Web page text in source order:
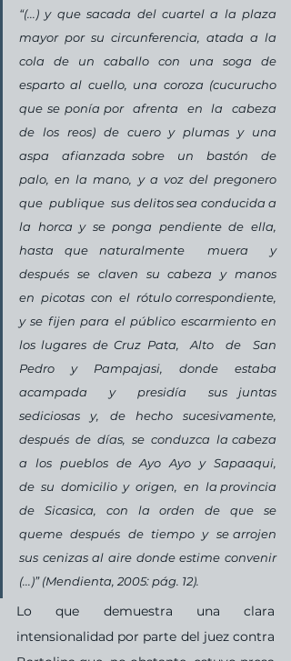
“(...) y que sacada del cuartel a la plaza
mayor por su circunferencia, atada a la
cola de un caballo con una soga de
esparto al cuello, una coroza (cucurucho
que se ponía por  afrenta  en  la  cabeza
de  los  reos)  de  cuero  y  plumas  y  una
aspa  afianzada sobre  un  bastón  de
palo,  en  la  mano,  y  a  voz  del  pregonero
que  publique  sus delitos sea conducida a
la horca y se ponga pendiente de ella,
hasta que naturalmente  muera  y
después  se  claven  su  cabeza  y  manos
en  picotas  con  el  rótulo correspondiente,
y se fijen para el público escarmiento en
los lugares de Cruz Pata,  Alto  de  San
Pedro  y  Pampajasi,  donde  estaba
acampada  y  presidía  sus juntas
sediciosas  y,  de  hecho  sucesivamente,
después  de  días,  se  conduzca  la cabeza
a  los  pueblos  de  Ayo  Ayo  y  Sapaaqui,
de  su  domicilio  y  origen,  en  la provincia
de  Sicasica,  con  la  orden  de  que  se
queme  después  de  tiempo  y  se arrojen
sus cenizas al aire donde estime convenir
(...)” (Mendienta, 2005: pág. 12).
Lo que demuestra una clara
intensionalidad por parte del juez contra